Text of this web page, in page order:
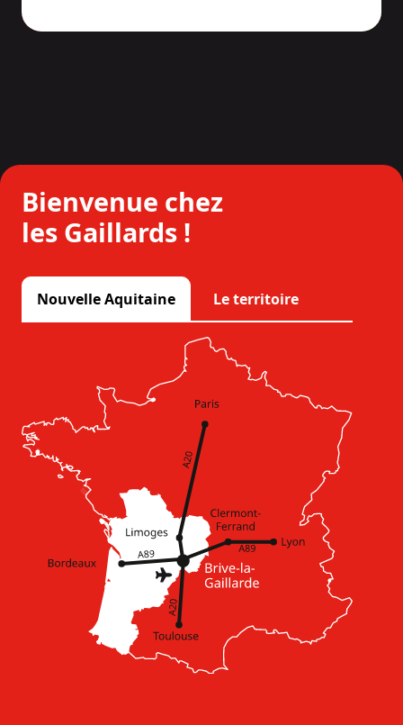
Bienvenue chez
les Gaillards !
Nouvelle Aquitaine Le territoire